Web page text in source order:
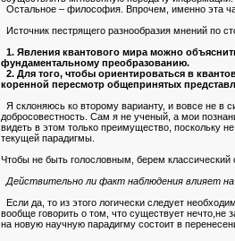
Остальное – философия. Впрочем, именно эта
Источник пестрящего разнообразия мнений по
1. Явления квантового мира можно
фундаментальному преобразованию.
2. Для того, чтобы ориентироваться в
коренной пересмотр общепринятых
Я склоняюсь ко второму варианту, и вовсе не в
добросовестность. Сам я не ученый, а мои
видеть в этом только преимущество, поскольку
текущей парадигмы.
Чтобы не быть голословным, берем классический
Действительно ли факт наблюдения влияет
Если да, то из этого логически следует
вообще говорить о том, что существует нечто,не
на новую научную парадигму состоит в